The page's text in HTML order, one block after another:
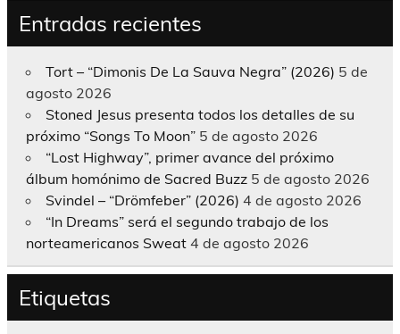
Entradas recientes
Tort – “Dimonis De La Sauva Negra” (2026) 5 de
agosto 2026
Stoned Jesus presenta todos los detalles de su
próximo “Songs To Moon” 5 de agosto 2026
“Lost Highway”, primer avance del próximo
álbum homónimo de Sacred Buzz 5 de agosto 2026
Svindel – “Drömfeber” (2026) 4 de agosto 2026
“In Dreams” será el segundo trabajo de los
norteamericanos Sweat 4 de agosto 2026
Etiquetas